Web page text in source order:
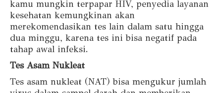
kamu mungkin terpapar HIV, penyedia layanan
kesehatan kemungkinan akan
merekomendasikan tes lain dalam satu hingga
dua minggu, karena tes ini bisa negatif pada
tahap awal infeksi.
Tes Asam Nukleat
Tes asam nukleat (NAT) bisa mengukur jumlah